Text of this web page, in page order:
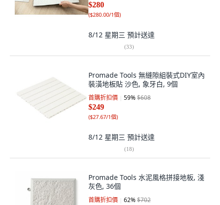
$280
($280.00/1個)
8/12 星期三 預計送達
(33)
Promade Tools 無縫隙組裝式DIY室內
裝潢地板貼 沙色, 象牙白, 9個
首購折扣價 59%$608
$249
($27.67/1個)
8/12 星期三 預計送達
(18)
Promade Tools 水泥風格拼接地板, 淺
灰色, 36個
首購折扣價 62%$702